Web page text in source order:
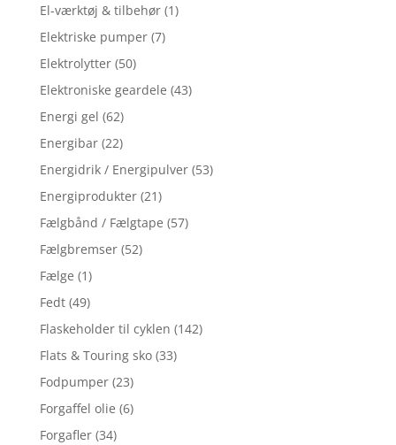
El-værktøj & tilbehør (1)
Elektriske pumper (7)
Elektrolytter (50)
Elektroniske geardele (43)
Energi gel (62)
Energibar (22)
Energidrik / Energipulver (53)
Energiprodukter (21)
Fælgbånd / Fælgtape (57)
Fælgbremser (52)
Fælge (1)
Fedt (49)
Flaskeholder til cyklen (142)
Flats & Touring sko (33)
Fodpumper (23)
Forgaffel olie (6)
Forgafler (34)